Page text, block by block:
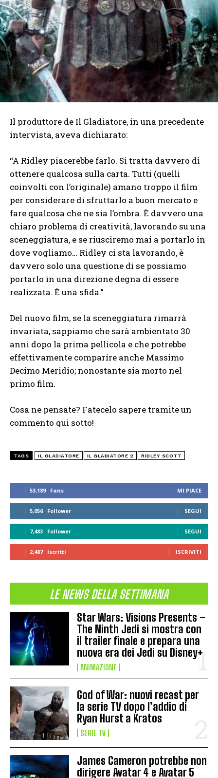
53,189 Fans MI PIACE
5,056 Follower SEGUI
7,483 Follower SEGUI
2,487 Iscritti ISCRIVITI
LE NEWS DELLA SETTIMANA
Star Wars: Visions Presents –
The Ninth Jedi si mostra con
il trailer finale e prepara una
nuova era dei Jedi su Disney+
ANIMAZIONE
God of War: nuovi recast per
la serie TV dopo l’addio di
Ryan Hurst a Kratos
SERIE TV
James Cameron potrebbe non
dirigere Avatar 4 e Avatar 5
Il produttore de Il Gladiatore, in una precedente
intervista, aveva dichiarato:
“A Ridley piacerebbe farlo. Si tratta davvero di
ottenere qualcosa sulla carta. Tutti (quelli
coinvolti con l’originale) amano troppo il film
per considerare di sfruttarlo a buon mercato e
fare qualcosa che ne sia l’ombra. È davvero una
chiaro problema di creatività, lavorando su una
sceneggiatura, e se riusciremo mai a portarlo in
dove vogliamo… Ridley ci sta lavorando, è
davvero solo una questione di se possiamo
portarlo in una direzione degna di essere
realizzata. È una sfida.”
Del nuovo film, se la sceneggiatura rimarrà
invariata, sappiamo che sarà ambientato 30
anni dopo la prima pellicola e che potrebbe
effettivamente comparire anche Massimo
Decimo Meridio; nonostante sia morto nel
primo film.
Cosa ne pensate? Fatecelo sapere tramite un
commento qui sotto!
TAGS IL GLADIATORE IL GLADIATORE 2 RIDLEY SCOTT